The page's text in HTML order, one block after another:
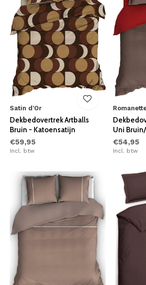
Satin d'Or
Dekbedovertrek Artballs
Bruin - Katoensatijn
€59,95
Incl. btw
Uni
€54,95
Incl. btw